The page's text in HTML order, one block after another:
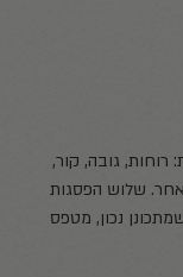
רוחות, גובה, קור,
שלוש הפסגות
נכון, מטפס